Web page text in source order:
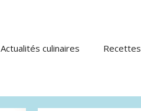
Actualités culinaires Recettes